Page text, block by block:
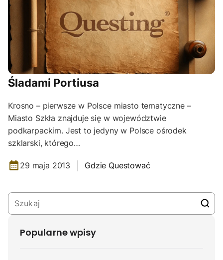
Śladami Portiusa
Krosno – pierwsze w Polsce miasto tematyczne –
Miasto Szkła znajduje się w województwie
podkarpackim. Jest to jedyny w Polsce ośrodek
szklarski, którego…
29 maja 2013 Gdzie Questować
Popularne wpisy